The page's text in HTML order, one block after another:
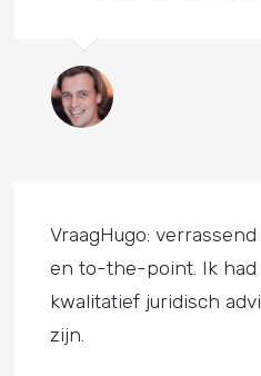
VraagHugo:
en to-the-point. Ik
kwalitatief juridisch
zijn.